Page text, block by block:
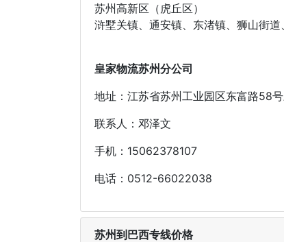
苏州高新区（虎丘区）
浒墅关镇、通安镇、东渚镇、狮山街
皇家物流苏州分公司
地址：江苏省苏州工业园区东富路58
联系人：邓泽文
手机：15062378107
电话：0512-66022038
苏州到巴西专线价格